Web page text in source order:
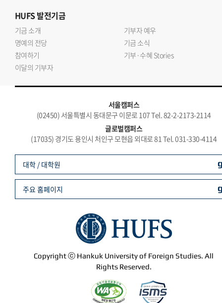
HUFS발전기금
기금 소개
기부자 예우
명예의 전당
기금 소식
참여하기
기부·수혜 Stories
이달의 기부자
서울캠퍼스
(02450) 서울특별시 동대문구 이문로 107 Tel. 82-2-2173-2114
글로벌캠퍼스
(17035) 경기도 용인시 처인구 모현읍 외대로 81 Tel. 031-330-4114
Copyright ⓒ Hankuk University of Foreign Studies. All
Rights Reserved.
대학 / 대학원
주요 홈페이지